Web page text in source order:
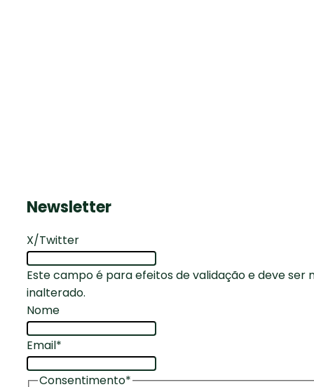
Newsletter
X/Twitter
Este campo é para efeitos de validação e deve ser
inalterado.
Nome
Email*
Consentimento*